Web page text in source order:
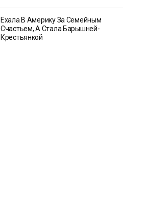
Ехала В Америку За Семейным
Счастьем, А Стала Барышней-
Крестьянкой